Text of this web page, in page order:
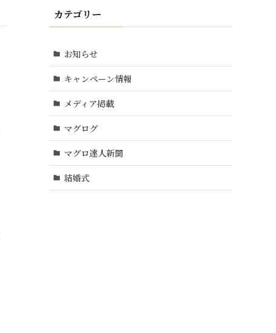
カテゴリー
お知らせ
キャンペーン情報
メディア掲載
マグログ
マグロ達人新聞
結婚式